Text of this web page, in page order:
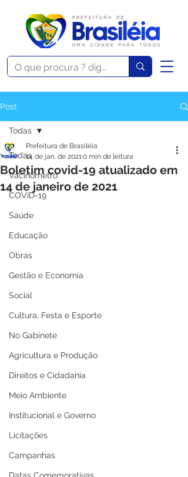
Post
Todas
Vacinômetro
COVID-19
Saúde
Educação
Obras
Gestão e Economia
Social
Cultura, Festa e Esporte
No Gabinete
Agricultura e Produção
Direitos e Cidadania
Meio Ambiente
Institucional e Governo
Licitações
Campanhas
Todas
Boletim covid-19 atualizado em
14 de janeiro de 2021
Prefeitura de Brasiléia
14 de jan. de 20210 min de leitura